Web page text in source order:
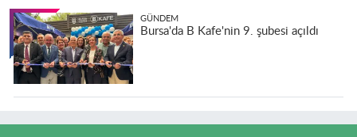
GÜNDEM
Bursa'da B Kafe'nin 9. şubesi açıldı